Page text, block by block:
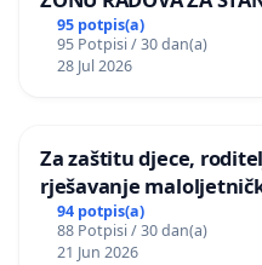
Kamensko i Lemić Brdo
95 potpis(a)
95 Potpisi / 30 dan(a)
28 Jul 2026
Za zaštitu djece,
rješavanje
94 potpis(a)
88 Potpisi / 30 dan(a)
21 Jun 2026